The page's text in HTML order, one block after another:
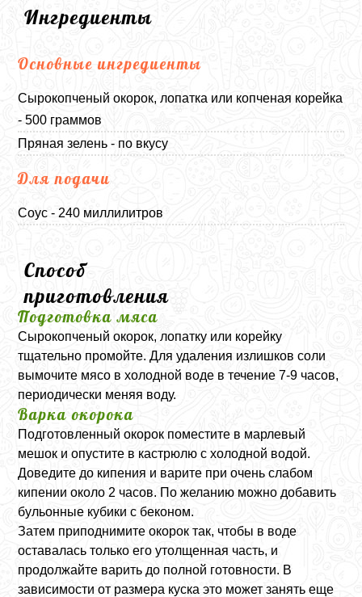
Ингредиенты
Основные ингредиенты
Сырокопченый окорок, лопатка или копченая корейка
- 500 граммов
Пряная зелень - по вкусу
Для подачи
Соус - 240 миллилитров
Способ
приготовления
Подготовка мяса
Сырокопченый окорок, лопатку или корейку
тщательно промойте. Для удаления излишков соли
вымочите мясо в холодной воде в течение 7-9 часов,
периодически меняя воду.
Варка окорока
Подготовленный окорок поместите в марлевый
мешок и опустите в кастрюлю с холодной водой.
Доведите до кипения и варите при очень слабом
кипении около 2 часов. По желанию можно добавить
бульонные кубики с беконом.
Затем приподнимите окорок так, чтобы в воде
оставалась только его утолщенная часть, и
продолжайте варить до полной готовности. В
зависимости от размера куска это может занять еще